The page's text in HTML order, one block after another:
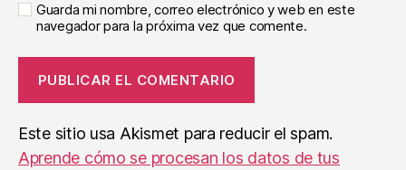
Guarda mi nombre, correo electrónico y web en este
navegador para la próxima vez que comente.
Este sitio usa Akismet para reducir el spam.
Aprende cómo se procesan los datos de tus